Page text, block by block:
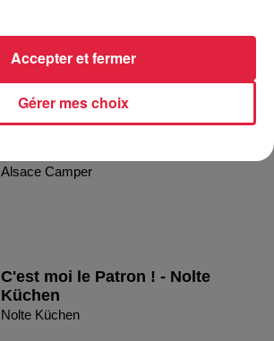
Alsace Camper
C'est moi le Patron ! - Nolte
Küchen
Nolte Küchen
Gérer mes choix
Accepter et fermer